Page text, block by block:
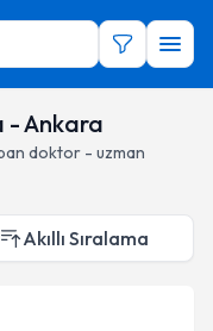
- Ankara
doktor - uzman
Akıllı Sıralama